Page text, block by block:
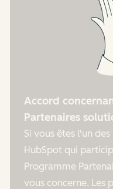
Accord
Partenaires
Si vous êtes l'un
HubSpot qui
Programme
vous concerne. Les